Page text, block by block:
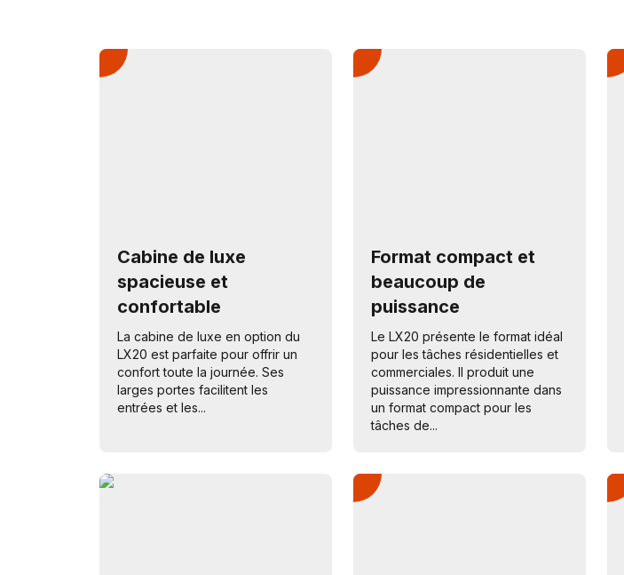
Cabine de luxe
spacieuse et
confortable
La cabine de luxe en option du
LX20 est parfaite pour offrir un
confort toute la journée. Ses
larges portes facilitent les
entrées et les...
Format compact et
beaucoup de
puissance
Le LX20 présente le format idéal
pour les tâches résidentielles et
commerciales. Il produit une
puissance impressionnante dans
un format compact pour les
tâches de...